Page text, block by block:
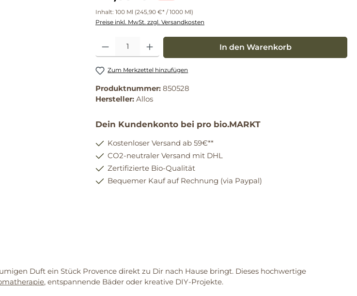
Inhalt: 100 Ml (245,90 €* / 1000 Ml)
Preise inkl. MwSt. zzgl. Versandkosten
Produkt Anzahl: Gib den gewünschten Wert ein oder benutze die Schaltflächen um die
In den Warenkorb
Zum Merkzettel hinzufügen
Produktnummer: 850528
Hersteller: Allos
Dein Kundenkonto bei pro bio.MARKT
Kostenloser Versand ab 59€**
CO2-neutraler Versand mit DHL
Zertifizierte Bio-Qualität
Bequemer Kauf auf Rechnung (via Paypal)
Duft ein Stück Provence direkt zu Dir nach Hause bringt. Dieses hochwertige
, entspannende Bäder oder kreative DIY-Projekte.